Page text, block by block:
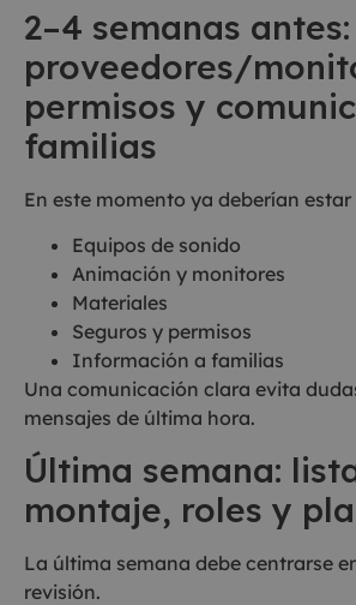
2–4 semanas antes:
proveedores/
permisos y
familias
En este momento ya deberían estar
Equipos de sonido
Animación y monitores
Materiales
Seguros y permisos
Información a familias
Una comunicación clara evita
mensajes de última hora.
Última semana:
montaje, roles y
La última semana debe centrarse
revisión.